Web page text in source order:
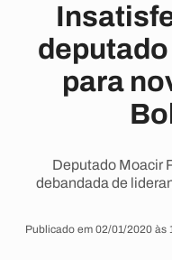
para
Deputado Moacir
debandada de
Publicado em 02/01/2020 às